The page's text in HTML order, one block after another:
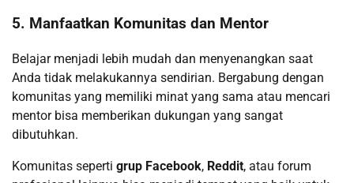
5. Manfaatkan Komunitas dan Mentor
Belajar menjadi lebih mudah dan menyenangkan saat
Anda tidak melakukannya sendirian. Bergabung dengan
komunitas yang memiliki minat yang sama atau mencari
mentor bisa memberikan dukungan yang sangat
dibutuhkan.
Komunitas seperti grup Facebook, Reddit, atau forum